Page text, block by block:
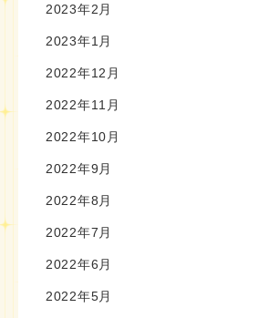
2023年2月
2023年1月
2022年12月
2022年11月
2022年10月
2022年9月
2022年8月
2022年7月
2022年6月
2022年5月